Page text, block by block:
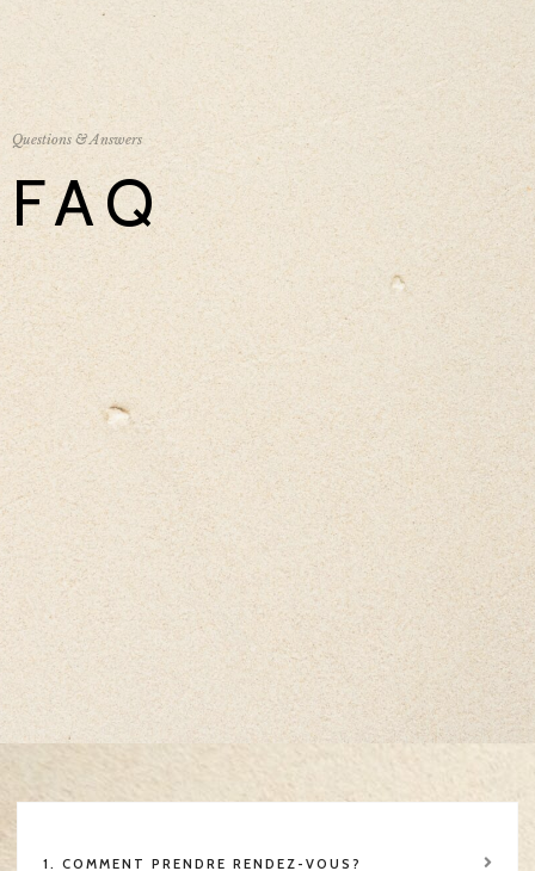
Questions & Answers
FAQ
1. COMMENT PRENDRE RENDEZ-VOUS?